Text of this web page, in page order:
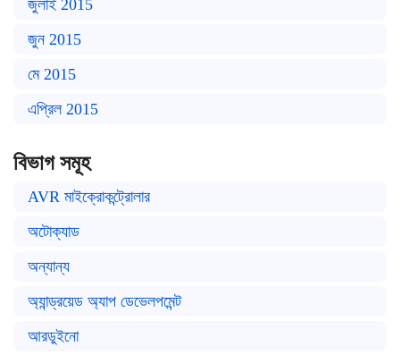
জুলাই 2015
জুন 2015
মে 2015
এপ্রিল 2015
বিভাগ সমূহ
AVR মাইক্রোকন্ট্রোলার
অটোক্যাড
অন্যান্য
অ্যান্ড্রয়েড অ্যাপ ডেভেলপমেন্ট
আরডুইনো